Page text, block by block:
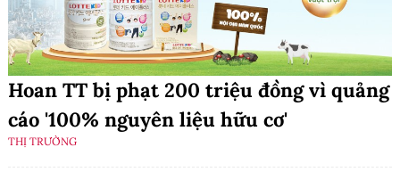
Hoan TT bị phạt 200 triệu đồng vì quảng
cáo '100% nguyên liệu hữu cơ'
THỊ TRƯỜNG